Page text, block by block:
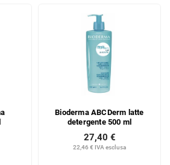
Bioderma ABCDerm latte
detergente 500 ml
22,46 € IVA esclusa
27,40 €